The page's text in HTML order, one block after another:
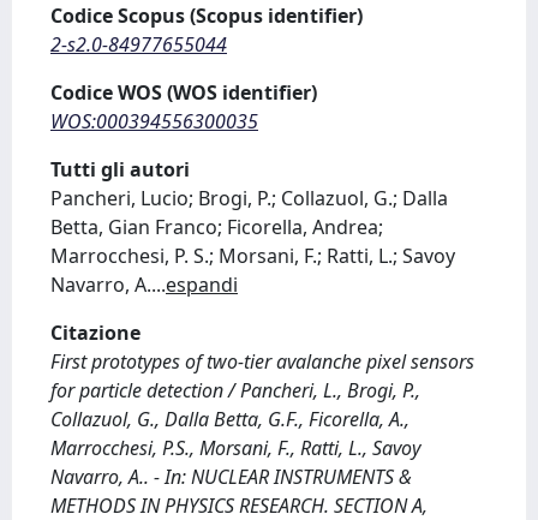
Codice Scopus (Scopus identifier)
2-s2.0-84977655044
Codice WOS (WOS identifier)
WOS:000394556300035
Tutti gli autori
Pancheri, Lucio; Brogi, P.; Collazuol, G.; Dalla
Betta, Gian Franco; Ficorella, Andrea;
Marrocchesi, P. S.; Morsani, F.; Ratti, L.; Savoy
Navarro, A....espandi
Citazione
First prototypes of two-tier avalanche pixel sensors
for particle detection / Pancheri, L., Brogi, P.,
Collazuol, G., Dalla Betta, G.F., Ficorella, A.,
Marrocchesi, P.S., Morsani, F., Ratti, L., Savoy
Navarro, A.. - In: NUCLEAR INSTRUMENTS &
METHODS IN PHYSICS RESEARCH. SECTION A,